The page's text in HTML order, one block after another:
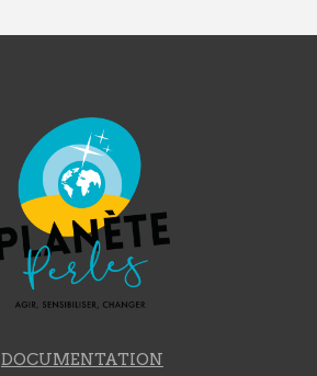
DOCUMENTATION